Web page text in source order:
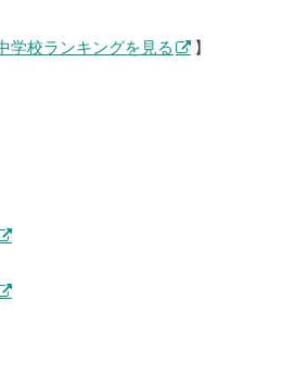
学校ランキングを見る 】